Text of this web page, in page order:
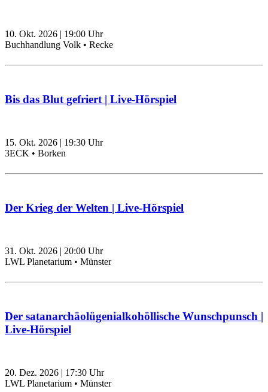
10. Okt. 2026 | 19:00 Uhr
Buchhandlung Volk • Recke
Bis das Blut gefriert | Live-Hörspiel
15. Okt. 2026 | 19:30 Uhr
3ECK • Borken
Der Krieg der Welten | Live-Hörspiel
31. Okt. 2026 | 20:00 Uhr
LWL Planetarium • Münster
Der satanarchäolügenialkohöllische Wunschpunsch |
Live-Hörspiel
20. Dez. 2026 | 17:30 Uhr
LWL Planetarium • Münster